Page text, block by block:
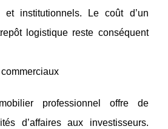
et institutionnels. Le coût d’un
logistique reste conséquent
professionnel offre de
d’affaires aux investisseurs.